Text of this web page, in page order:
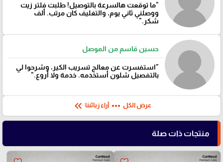
"ما توقعت هالسرعة بالتوصيل! طلبت فلتر زيت
ووصلني ثاني يوم، والتغليف كان مرتب. ألف
شكر."
حسين قاسم من الموصل
"استفسرت عن معالج تسريب الكير، وشرحوا لي
بالتفصيل شلون أستخدمه. خدمة ولا أروع."
عرض الكل more_horiz آراء زبائننا keyboard_double_arrow_left
منتجات ذات صلة